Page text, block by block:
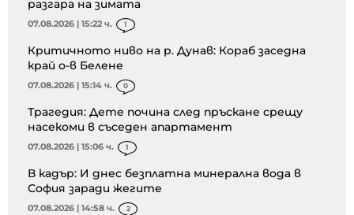
разгара на зимата
07.08.2026 | 15:22 ч. 1
Критичното ниво на р. Дунав: Кораб заседна
край о-в Белене
07.08.2026 | 15:14 ч. 0
Трагедия: Дете почина след пръскане срещу
насекоми в съседен апартамент
07.08.2026 | 15:06 ч. 1
В кадър: И днес безплатна минерална вода в
София заради жегите
07.08.2026 | 14:58 ч. 2